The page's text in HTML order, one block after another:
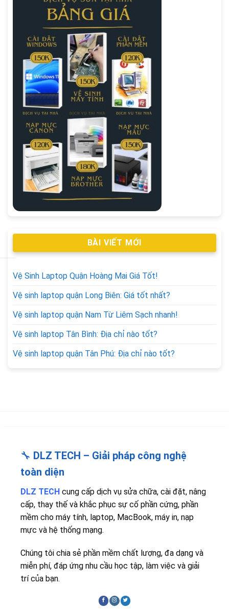
BÀI VIẾT MỚI
Vệ Sinh Laptop Quận Hoàng Mai Giá Tốt!
Vệ sinh laptop quận Long Biên: Giá tốt nhất?
Vệ sinh laptop quận Nam Từ Liêm Sạch nhanh!
Vệ sinh laptop Tân Bình: Địa chỉ nào tốt?
Vệ sinh laptop quận Tân Phú: Địa chỉ nào tốt?
🔧 DLZ TECH – Giải pháp công nghệ
toàn diện
DLZ TECH cung cấp dịch vụ sửa chữa, cài đặt, nâng
cấp, thay thế và khắc phục sự cố phần cứng, phần
mềm cho máy tính, laptop, MacBook, máy in, nạp
mực và hệ thống mạng.
Chúng tôi chia sẻ phần mềm chất lượng, đa dạng và
miễn phí, đáp ứng nhu cầu học tập, làm việc và giải
trí của bạn.